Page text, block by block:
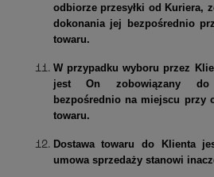
odbiorze przesyłki od Kuriera,
dokonania jej bezpośrednio
towaru.
W przypadku wyboru przez
jest On zobowiązany do
bezpośrednio na miejscu przy
towaru.
Dostawa towaru do Klienta
umowa sprzedaży stanowi